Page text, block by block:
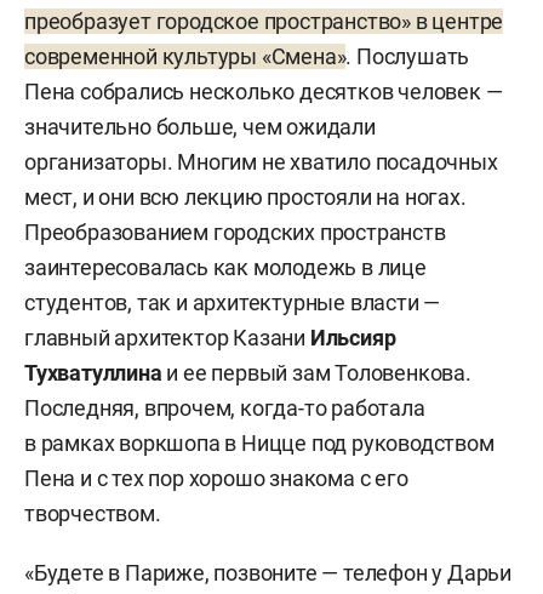
преобразует городское пространство» в центре
современной культуры «Смена». Послушать
Пена собрались несколько десятков человек —
значительно больше, чем ожидали
организаторы. Многим не хватило посадочных
мест, и они всю лекцию простояли на ногах.
Преобразованием городских пространств
заинтересовалась как молодежь в лице
студентов, так и архитектурные власти —
главный архитектор Казани Ильсияр
Тухватуллина и ее первый зам Толовенкова.
Последняя, впрочем, когда-то работала
в рамках воркшопа в Ницце под руководством
Пена и с тех пор хорошо знакома с его
творчеством.
«Будете в Париже, позвоните — телефон у Дарьи